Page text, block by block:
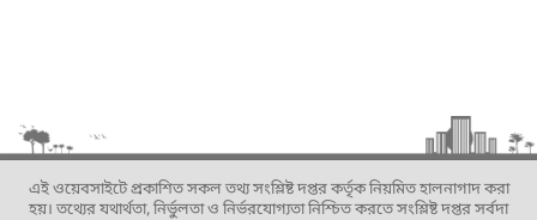
এই ওয়েবসাইটে প্রকাশিত সকল তথ্য সংশ্লিষ্ট দপ্তর কর্তৃক নিয়মিত হালনাগাদ করা
হয়। তথ্যের যথার্থতা, নির্ভুলতা ও নির্ভরযোগ্যতা নিশ্চিত করতে সংশ্লিষ্ট দপ্তর সর্বদা